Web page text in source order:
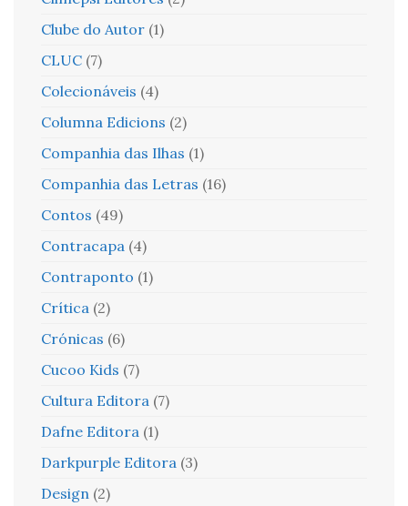
Clube do Autor (1)
CLUC (7)
Colecionáveis (4)
Columna Edicions (2)
Companhia das Ilhas (1)
Companhia das Letras (16)
Contos (49)
Contracapa (4)
Contraponto (1)
Crítica (2)
Crónicas (6)
Cucoo Kids (7)
Cultura Editora (7)
Dafne Editora (1)
Darkpurple Editora (3)
Design (2)